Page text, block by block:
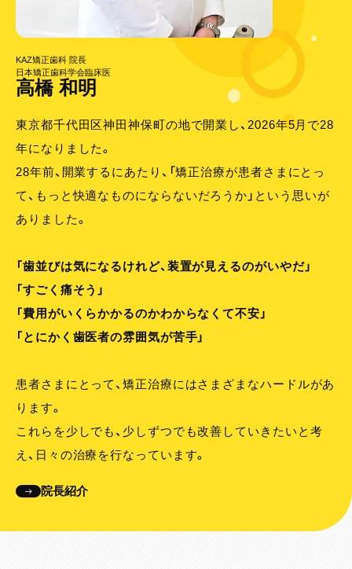
KAZ矯正歯科 院長
日本矯正歯科学会臨床医
高橋 和明
東京都千代田区神田神保町の地で開業し、2026年5月で28
年になりました。
28年前、開業するにあたり、「矯正治療が患者さまにとっ
て、 もっと快適なものにならないだろうか」という思いが
ありました。
「歯並びは気になるけれど、装置が見えるのがいやだ」
「すごく痛そう」
「費用がいくらかかるのかわからなくて不安」
「とにかく歯医者の雰囲気が苦手」
患者さまにとって、矯正治療にはさまざまなハードルがあ
ります。
これらを少しでも、少しずつでも改善していきたいと考
え、日々の治療を行なっています。
院長紹介